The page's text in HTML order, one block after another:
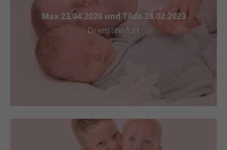
Max 23.04.2020 und Tilda 28.02.2023
Drensteinfurt